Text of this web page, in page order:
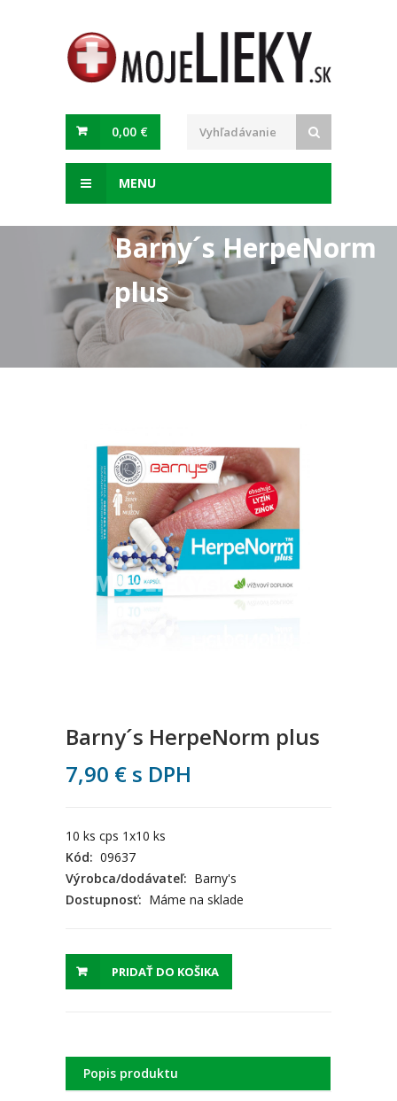
0,00 €
MENU
Barny´s HerpeNorm
plus
Barny´s HerpeNorm plus
7,90 € s DPH
10 ks cps 1x10 ks
Kód: 09637
Výrobca/dodávateľ: Barny's
Dostupnosť: Máme na sklade
PRIDAŤ DO KOŠIKA
Popis produktu